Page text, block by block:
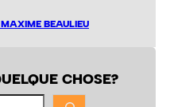
BEAULIEU
CHOSE?